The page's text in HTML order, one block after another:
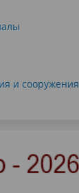
и сооружения